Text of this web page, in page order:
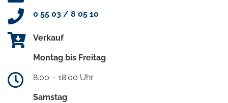
0 55 03 / 8 05 10
Verkauf
Montag bis Freitag
8.00 – 18.00 Uhr
Samstag